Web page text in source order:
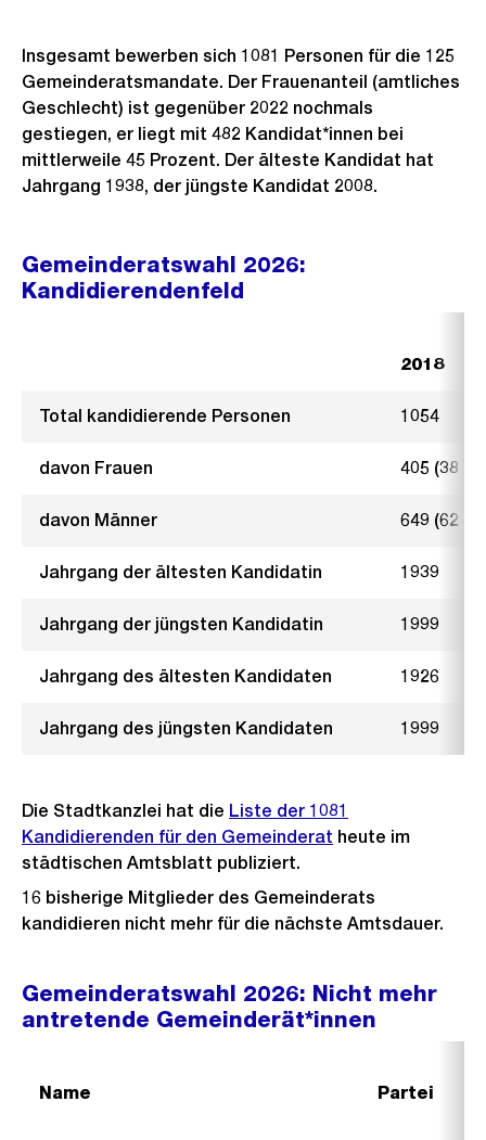
Insgesamt bewerben sich 1081 Personen für die 125
Gemeinderatsmandate. Der Frauenanteil (amtliches
Geschlecht) ist gegenüber 2022 nochmals
gestiegen, er liegt mit 482 Kandidat*innen bei
mittlerweile 45 Prozent. Der älteste Kandidat hat
Jahrgang 1938, der jüngste Kandidat 2008.
Gemeinderatswahl 2026:
Kandidierendenfeld
2018
Total kandidierende Personen 1054
davon Frauen 405 (38 %)
davon Männer 649 (62 %)
Jahrgang der ältesten Kandidatin 1939
Jahrgang der jüngsten Kandidatin 1999
Jahrgang des ältesten Kandidaten 1926
Jahrgang des jüngsten Kandidaten 1999
Die Stadtkanzlei hat die Liste der 1081
Kandidierenden für den Gemeinderat heute im
städtischen Amtsblatt publiziert.
16 bisherige Mitglieder des Gemeinderats
kandidieren nicht mehr für die nächste Amtsdauer.
Gemeinderatswahl 2026: Nicht mehr
antretende Gemeinderät*innen
Name Partei